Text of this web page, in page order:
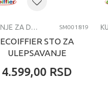
KUHINJE ZA DECU I DODACI ZA IGRU SM001819
ECOIFFIER STO ZA
ULEPSAVANJE
4.599,00 RSD